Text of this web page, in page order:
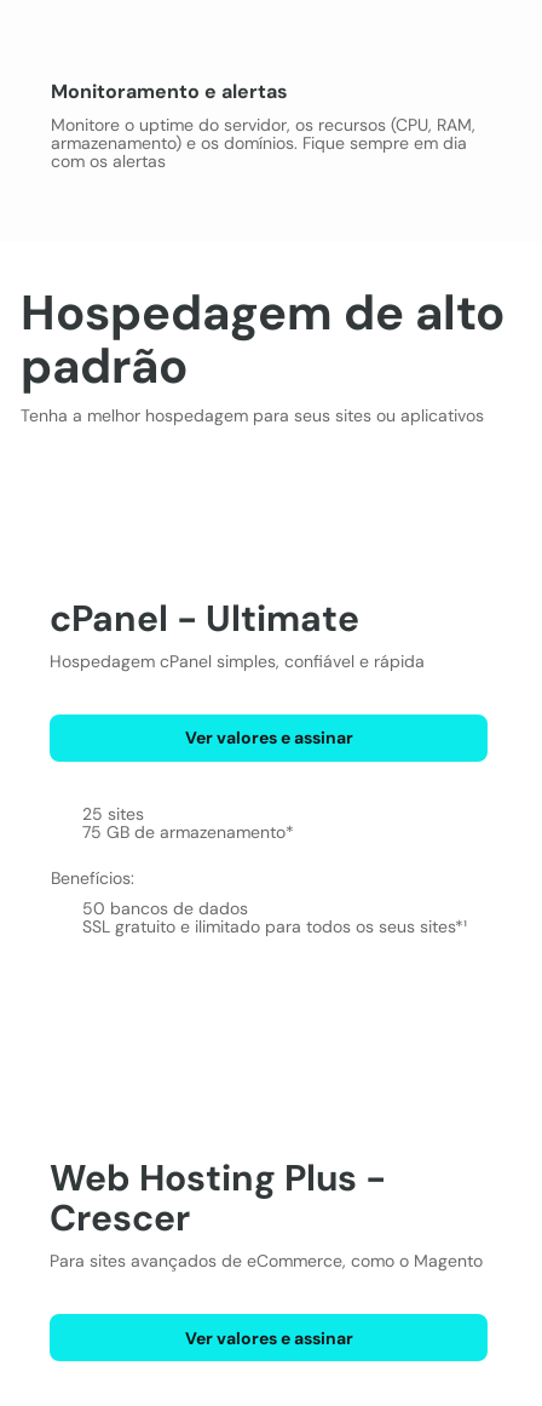
Monitoramento e alertas
Monitore o uptime do servidor, os recursos (CPU, RAM,
armazenamento) e os domínios. Fique sempre em dia
com os alertas
Hospedagem de alto
padrão
Tenha a melhor hospedagem para seus sites ou aplicativos
Web Hosting Plus -
Crescer
Para sites avançados de eCommerce, como o Magento
Ver valores e assinar
cPanel - Ultimate
Hospedagem cPanel simples, confiável e rápida
Ver valores e assinar
25 sites
75 GB de armazenamento*
50 bancos de dados
SSL gratuito e ilimitado para todos os seus sites*¹
Benefícios: